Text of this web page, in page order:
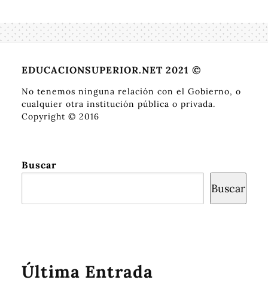
EDUCACIONSUPERIOR.NET 2021 ©
No tenemos ninguna relación con el Gobierno, o
cualquier otra institución pública o privada.
Copyright © 2016
Buscar
Buscar
Última Entrada